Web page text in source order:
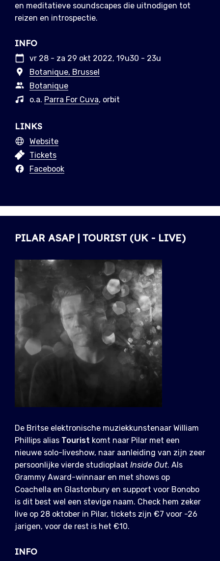
en meditatieve soundscapes die uitnodigen tot
reizen en introspectie.
INFO
vr 28 - za 29 okt 2022, 19u30 - 23u
Botanique, Brussel
Botanique
o.a. Parra For Cuva, orbit
LINKS
Website
Tickets
Facebook
PILAR ASAP | TOURIST (UK - LIVE)
De Britse elektronische muziekkunstenaar William
Phillips alias Tourist komt naar Pilar met een
nieuwe solo-liveshow, naar aanleiding van zijn zeer
persoonlijke vierde studioplaat Inside Out. Als
Grammy Award-winnaar en met shows op
Coachella en Glastonbury en support voor Bonobo
is dit best wel een stevige naam. Check hem zeker
live op 28 oktober in Pilar, tickets zijn €7 voor -26
jarigen, voor de rest is het €10.
INFO